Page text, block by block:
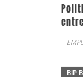
BIP